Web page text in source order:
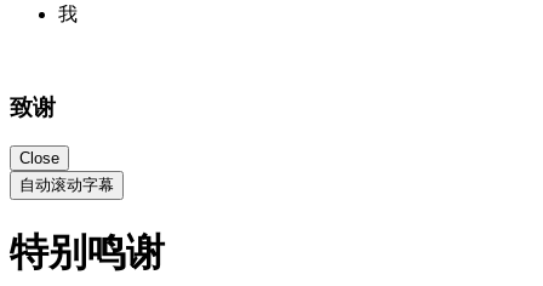
我
致谢
Close
自动滚动字幕
特别鸣谢